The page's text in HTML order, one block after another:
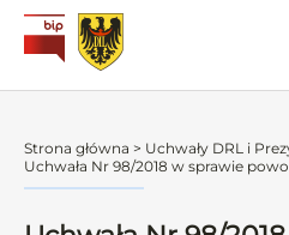
Strona główna > Uchwały DRL i
Uchwała Nr 98/2018 w sprawie